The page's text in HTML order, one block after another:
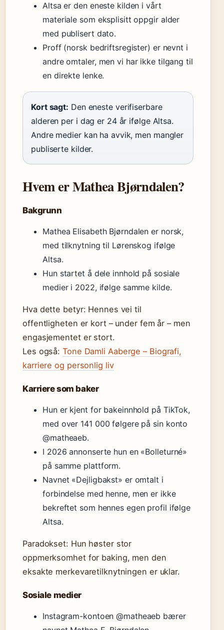
Altsa er den eneste kilden i vårt
materiale som eksplisitt oppgir alder
med publisert dato.
Proff (norsk bedriftsregister) er nevnt i
andre omtaler, men vi har ikke tilgang til
en direkte lenke.
Kort sagt: Den eneste verifiserbare
alderen per i dag er 24 år ifølge Altsa.
Andre medier kan ha avvik, men mangler
publiserte kilder.
Hvem er Mathea Bjørndalen?
Bakgrunn
Mathea Elisabeth Bjørndalen er norsk,
med tilknytning til Lørenskog ifølge
Altsa.
Hun startet å dele innhold på sosiale
medier i 2022, ifølge samme kilde.
Hva dette betyr: Hennes vei til
offentligheten er kort – under fem år – men
engasjementet er stort.
Les også:Tone Damli Aaberge – Biografi,
karriere og personlig liv
Karriere som baker
Hun er kjent for bakeinnhold på TikTok,
med over 141 000 følgere på sin konto
@matheaeb.
I 2026 annonserte hun en «Bolleturné»
på samme plattform.
Navnet «Dejligbakst» er omtalt i
forbindelse med henne, men er ikke
bekreftet som hennes egen profil ifølge
Altsa.
Paradokset: Hun høster stor
oppmerksomhet for baking, men den
eksakte merkevaretilknytningen er uklar.
Sosiale medier
Instagram-kontoen @matheaeb bærer